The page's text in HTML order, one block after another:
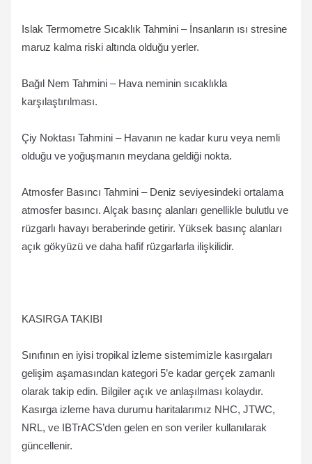
Islak Termometre Sıcaklık Tahmini – İnsanların ısı stresine
maruz kalma riski altında olduğu yerler.
Bağıl Nem Tahmini – Hava neminin sıcaklıkla
karşılaştırılması.
Çiy Noktası Tahmini – Havanın ne kadar kuru veya nemli
olduğu ve yoğuşmanın meydana geldiği nokta.
Atmosfer Basıncı Tahmini – Deniz seviyesindeki ortalama
atmosfer basıncı. Alçak basınç alanları genellikle bulutlu ve
rüzgarlı havayı beraberinde getirir. Yüksek basınç alanları
açık gökyüzü ve daha hafif rüzgarlarla ilişkilidir.
KASIRGA TAKIBI
Sınıfının en iyisi tropikal izleme sistemimizle kasırgaları
gelişim aşamasından kategori 5’e kadar gerçek zamanlı
olarak takip edin. Bilgiler açık ve anlaşılması kolaydır.
Kasırga izleme hava durumu haritalarımız NHC, JTWC,
NRL, ve IBTrACS’den gelen en son veriler kullanılarak
güncellenir.